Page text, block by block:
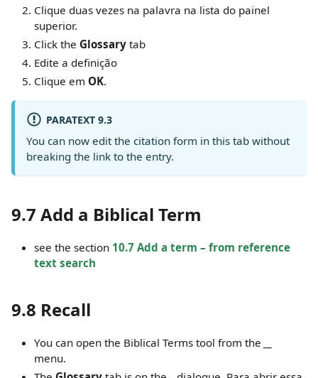
Clique duas vezes na palavra na lista do painel
superior.
Click the Glossary tab
Edite a definição
Clique em OK.
PARATEXT 9.3
You can now edit the citation form in this tab without
breaking the link to the entry.
9.7 Add a Biblical Term
see the section 10.7 Add a term – from reference
text search
9.8 Recall
You can open the Biblical Terms tool from the
menu.